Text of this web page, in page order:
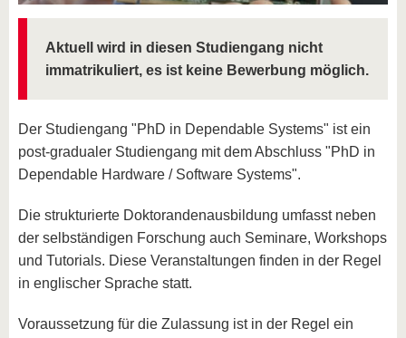
Aktuell wird in diesen Studiengang nicht
immatrikuliert, es ist keine Bewerbung möglich.
Der Studiengang "PhD in Dependable Systems" ist ein
post-gradualer Studiengang mit dem Abschluss "PhD in
Dependable Hardware / Software Systems".
Die strukturierte Doktorandenausbildung umfasst neben
der selbständigen Forschung auch Seminare, Workshops
und Tutorials. Diese Veranstaltungen finden in der Regel
in englischer Sprache statt.
Voraussetzung für die Zulassung ist in der Regel ein